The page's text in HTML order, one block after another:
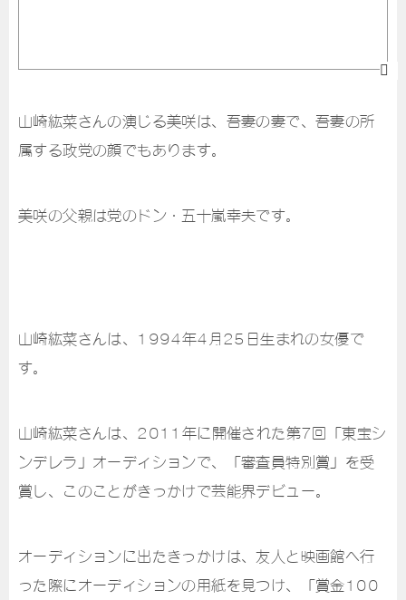
山崎紘菜さんの演じる美咲は、吾妻の妻で、吾妻の所
属する政党の顔でもあります。
美咲の父親は党のドン・五十嵐幸夫です。
山崎紘菜さんは、1994年4月25日生まれの女優で
す。
山崎紘菜さんは、2011年に開催された第7回「東宝シ
ンデレラ」オーディションで、「審査員特別賞」を受
賞し、このことがきっかけで芸能界デビュー。
オーディションに出たきっかけは、友人と映画館へ行
った際にオーディションの用紙を見つけ、「賞金100